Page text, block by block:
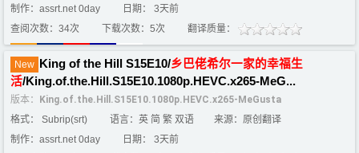
制作：assrt.net 0day
日期： 3天前
查阅次数：34次
下载次数：5次 翻译质量：
New King of the Hill S15E10/乡 巴佬希尔一家的幸福生
活/King.of.the.Hill.S15E10.1080p.HEVC.x265-MeG...
版本：
King.of.the.Hill.S15E10.1080p.HEVC.x265-MeGusta
格式： Subrip(srt)
语言：英 简 繁 双语
来源：原创翻译
制作：assrt.net 0day
日期： 3天前